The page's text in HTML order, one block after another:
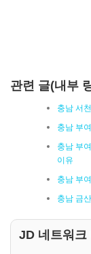
관련 글(내부
충남 서
충남 부
충남 부
이유
충남 부
충남 금
JD 네트워크